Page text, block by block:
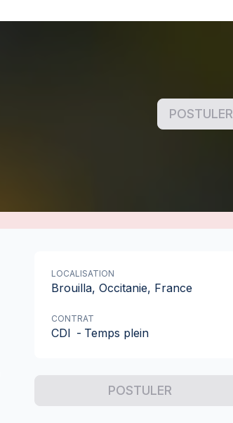
POSTULER
LOCALISATION
Brouilla, Occitanie, France
CONTRAT
CDI - Temps plein
POSTULER